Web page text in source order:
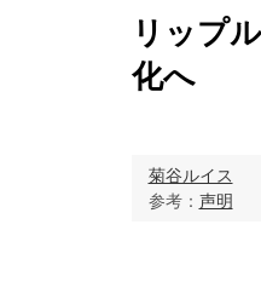
リップ
化へ
菊谷ルイス
参考： 声明